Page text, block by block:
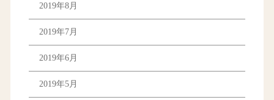
2019年8月
2019年7月
2019年6月
2019年5月